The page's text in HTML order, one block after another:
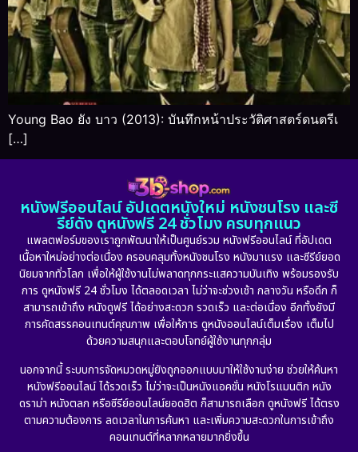
Young Bao ยัง บาว (2013): บันทึกหน้าประวัติศาสตร์ดนตรีเ
[…]
หนังฟรีออนไลน์ อัปเดตหนังใหม่ หนังชนโรง และซี
รีย์ดัง ดูหนังฟรี 24 ชั่วโมง ครบทุกแนว
แพลตฟอร์มของเราถูกพัฒนาให้เป็นศูนย์รวม หนังฟรีออนไลน์ ที่อัปเดต
เนื้อหาใหม่อย่างต่อเนื่อง ครอบคลุมทั้งหนังชนโรง หนังมาแรง และซีรีย์ยอด
นิยมจากทั่วโลก เพื่อให้ผู้ใช้งานไม่พลาดทุกกระแสความบันเทิง พร้อมรองรับ
การ ดูหนังฟรี 24 ชั่วโมง ได้ตลอดเวลา ไม่ว่าจะช่วงเช้า กลางวัน หรือดึก ก็
สามารถเข้าถึง หนังดูฟรี ได้อย่างสะดวก รวดเร็ว และต่อเนื่อง อีกทั้งยังมี
การคัดสรรคอนเทนต์คุณภาพ เพื่อให้การ ดูหนังออนไลน์เต็มเรื่อง เต็มไป
ด้วยความสนุกและตอบโจทย์ผู้ใช้งานทุกกลุ่ม
นอกจากนี้ ระบบการจัดหมวดหมู่ยังถูกออกแบบมาให้ใช้งานง่าย ช่วยให้ค้นหา
หนังฟรีออนไลน์ ได้รวดเร็ว ไม่ว่าจะเป็นหนังแอคชั่น หนังโรแมนติก หนัง
ดราม่า หนังตลก หรือซีรีย์ออนไลน์ยอดฮิต ก็สามารถเลือก ดูหนังฟรี ได้ตรง
ตามความต้องการ ลดเวลาในการค้นหา และเพิ่มความสะดวกในการเข้าถึง
คอนเทนต์ที่หลากหลายมากยิ่งขึ้น